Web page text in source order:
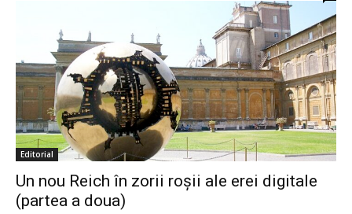
Editorial
Un nou Reich în zorii roșii ale erei digitale
(partea a doua)